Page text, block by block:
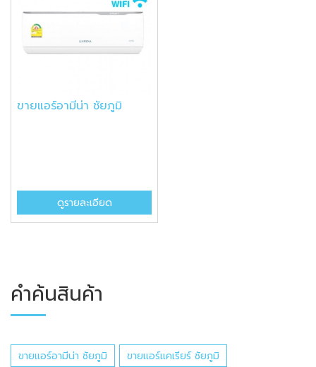
ขายแอร์อามีน่า ชัยภูมิ
ดูรายละเอียด
คำค้นสินค้า
ขายแอร์อามีน่า ชัยภูมิ ขายแอร์แคเรียร์ ชัยภูมิ